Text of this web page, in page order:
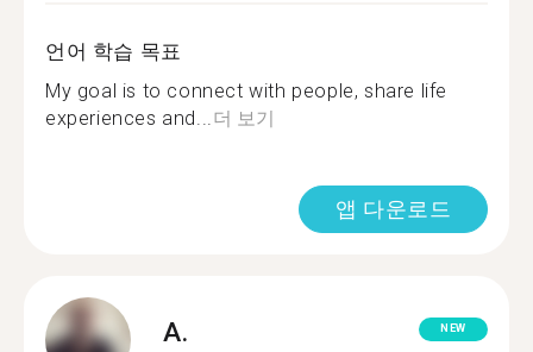
언어 학습 목표
My goal is to connect with people, share life
experiences and...더 보기
앱 다운로드
A. NEW